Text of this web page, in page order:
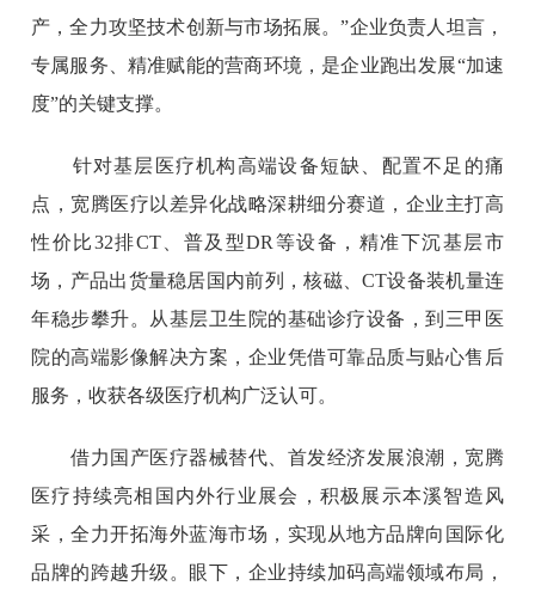
产，全力攻坚技术创新与市场拓展。”企业负责人坦言，
专属服务、精准赋能的营商环境，是企业跑出发展“加速
度”的关键支撑。
针对基层医疗机构高端设备短缺、配置不足的痛
点，宽腾医疗以差异化战略深耕细分赛道，企业主打高
性价比32排CT、普及型DR等设备，精准下沉基层市
场，产品出货量稳居国内前列，核磁、CT设备装机量连
年稳步攀升。从基层卫生院的基础诊疗设备，到三甲医
院的高端影像解决方案，企业凭借可靠品质与贴心售后
服务，收获各级医疗机构广泛认可。
借力国产医疗器械替代、首发经济发展浪潮，宽腾
医疗持续亮相国内外行业展会，积极展示本溪智造风
采，全力开拓海外蓝海市场，实现从地方品牌向国际化
品牌的跨越升级。眼下，企业持续加码高端领域布局，